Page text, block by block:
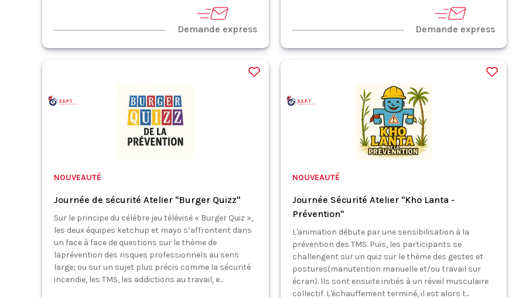
Demande express Demande express
NOUVEAUTÉ
Journée de sécurité Atelier "Burger Quizz"
Sur le principe du célèbre jeu télévisé « Burger Quiz »,
les deux équipes ketchup et mayo s’affrontent dans
un face à face de questions sur le thème de
laprévention des risques professionnels au sens
large; ou sur un sujet plus précis comme la sécurité
incendie, les TMS, les addictions au travail, e...
NOUVEAUTÉ
Journée Sécurité Atelier "Kho Lanta -
Prévention"
L'animation débute par une sensibilisation à la
prévention des TMS. Puis, les participants se
challengent sur un quiz sur le thème des gestes et
postures(manutention manuelle et/ou travail sur
écran). Ils sont ensuite initiés à un réveil musculaire
collectif. L'échauffement terminé, il est alors t...